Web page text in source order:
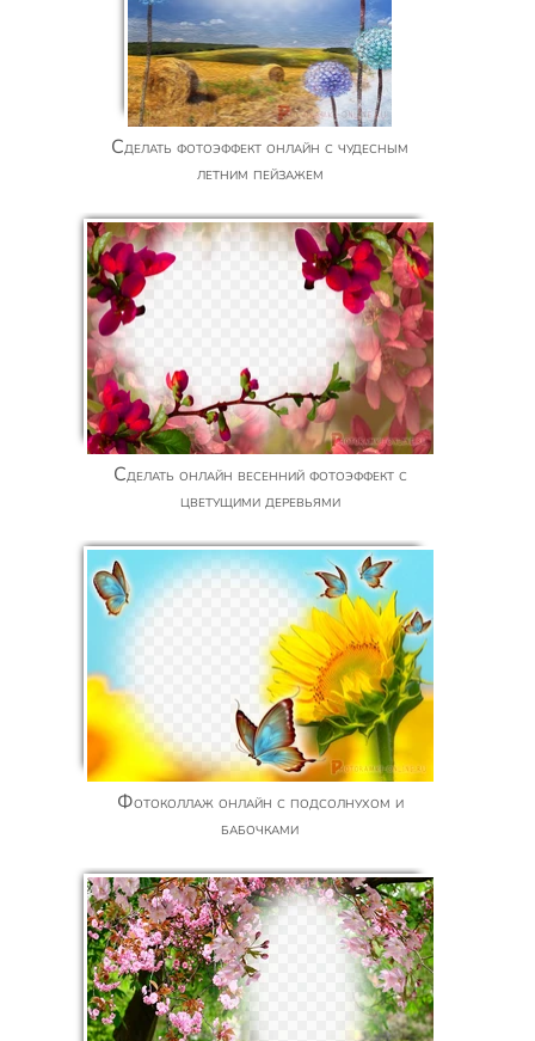
Сделать фотоэффект онлайн с чудесным
летним пейзажем
Сделать онлайн весенний фотоэффект с
цветущими деревьями
Фотоколлаж онлайн с подсолнухом и
бабочками